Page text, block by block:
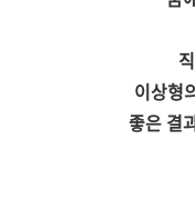
이상형
좋은 결